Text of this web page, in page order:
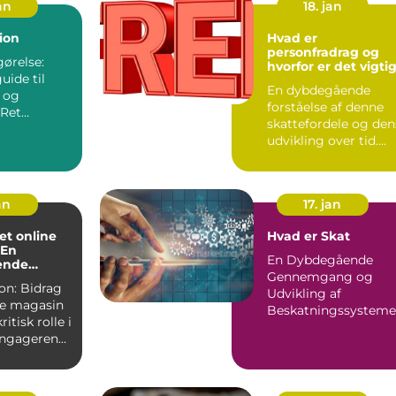
til
og
18. jan
Hvad er
personfradrag og
hvorfor er det
En dybdegående
forståelse af denne
skattefordele og
udvikling over tid.
personfradrag...
online
magasin
rolle i
17. jan
Hvad er Skat
En Dybdegående
Gennemgang og
Udvikling af